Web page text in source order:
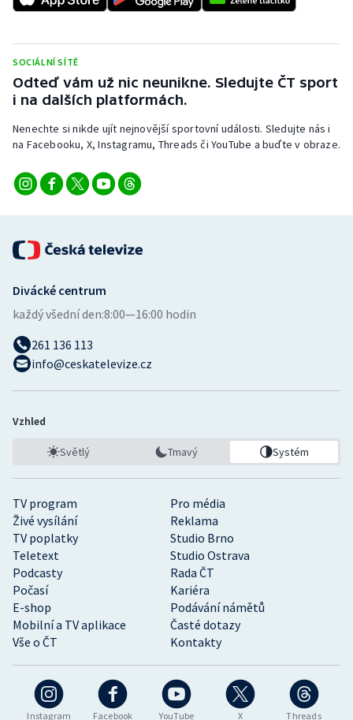
Triatlon
Veslování
Vodní slalom
Volejbal
Ostatní
SOCIÁLNÍ SÍTĚ
Odteď vám už nic neunikne. Sledujte ČT sport
i na dalších platformách.
Nenechte si nikde ujít nejnovější sportovní události. Sledujte nás i
na Facebooku, X, Instagramu, Threads či YouTube a buďte v obraze.
Instagram Facebook YouTube X Threads
TV program
Pro média
Živé vysílání
Reklama
TV poplatky
Studio Brno
Teletext
Studio Ostrava
Podcasty
Rada ČT
Počasí
Kariéra
E-shop
Podávání námětů
Mobilní a TV aplikace
Časté dotazy
Vše o ČT
Kontakty
Divácké centrum
každý všední den:8:00—16:00 hodin
261 136 113
info@ceskatelevize.cz
Vzhled
Světlý Tmavý Systém